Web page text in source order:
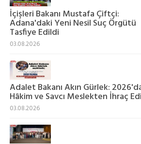
İçişleri Bakanı Mustafa Çiftçi:
Adana'daki Yeni Nesil Suç Örgütü
Tasfiye Edildi
03.08.2026
Adalet Bakanı Akın Gürlek:
Hâkim ve Savcı Meslekten İhraç
03.08.2026